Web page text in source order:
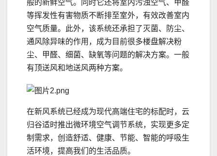
般的新鲜空气。同时它还将室内污浊空气、甲醛
等挥发性有害物质不断排至室外，有效改善室内
空气质量。此外，该系统还承担了灭菌、防尘、
通风除异味的作用，成为目前很多楼盘解决粉
尘、甲醛、细菌、缺氧等问题的解决方案。一般
有顶送风和地送风两种方案。
在新风系统已经成为现代高端住宅的标配时，云
归谷适时推出微环境空气调节系统，实现更多定
制需求，创造舒适、健康、节能、智能的呼吸生
活环境，提高我们的生活品质。